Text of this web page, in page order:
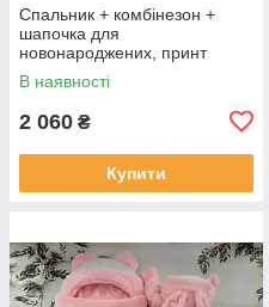
Спальник + комбінезон +
шапочка для
новонароджених, принт
зайченя, молочний
В наявності
2 060 ₴
Купити